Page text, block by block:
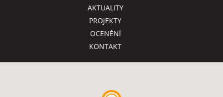
AKTUALITY
PROJEKTY
OCENĚNÍ
KONTAKT